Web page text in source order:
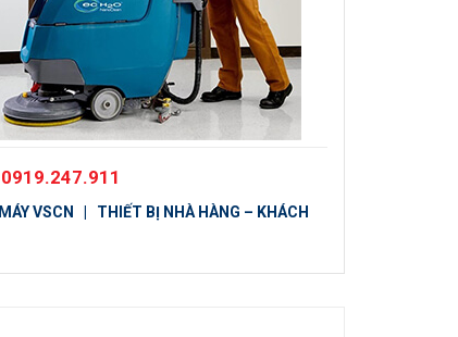
0919.247.911
MÁY VSCN
THIẾT BỊ NHÀ HÀNG – KHÁCH